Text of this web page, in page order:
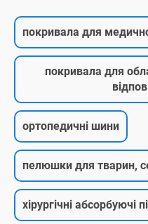
покривала для
покривала для
ортопедичні шини
пелюшки для тварин,
хірургічні абсорбуючі